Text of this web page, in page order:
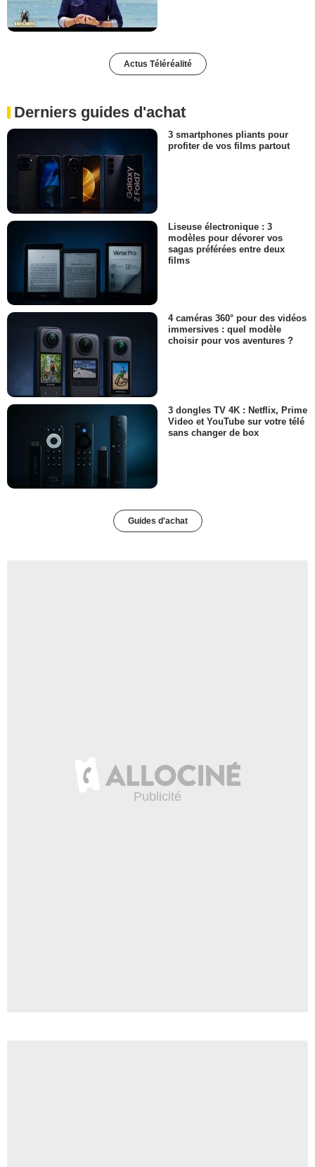
Actus Téléréalité
Derniers guides d'achat
3 smartphones pliants pour
profiter de vos films partout
Liseuse électronique : 3
modèles pour dévorer vos
sagas préférées entre deux
films
4 caméras 360° pour des vidéos
immersives : quel modèle
choisir pour vos aventures ?
3 dongles TV 4K : Netflix, Prime
Video et YouTube sur votre télé
sans changer de box
Guides d'achat